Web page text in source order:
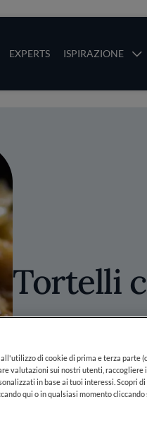
EXPERTS ISPIRAZIONE
Tortelli
DAFINE DINING LOVERS
REDAZIONE
di cookie di prima e terza parte
valutazioni sui nostri utenti,
in base ai tuoi interessi. Scopri
qui o in qualsiasi momento